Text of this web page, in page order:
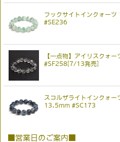
フックサイトインクォー
#SE236
【一点物】アイリスクォ
#SF258[7/13発売]
スコルザライトインクォ
13.5mm #SC173
■営業日のご案内■